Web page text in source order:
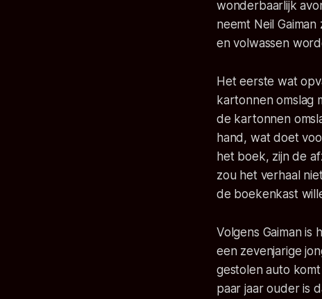
wonderbaarlijk
neemt Neil
en volwassen
Het eerste wat
kartonnen omslag
de kartonnen
hand, wat doet
het boek, zijn de
zou het verhaal
de boekenkast
Volgens Gaiman
een zevenjarige
gestolen auto
paar jaar ouder is